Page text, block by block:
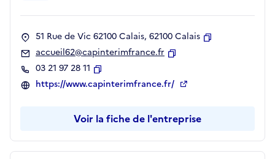
51 Rue de Vic 62100 Calais, 62100 Calais
accueil62@capinterimfrance.fr
03 21 97 28 11
Copier
https://www.capinterimfrance.fr/
Voir la fiche de l'entreprise